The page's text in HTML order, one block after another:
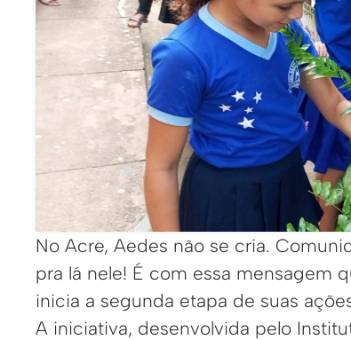
No Acre, Aedes não se cria.
pra lá nele! É com essa mensagem
inicia a segunda etapa de suas
A iniciativa, desenvolvida pelo